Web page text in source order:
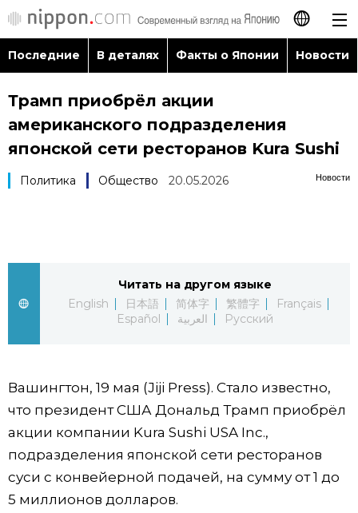
日本語
简体字
العربية
Последние
Фото/Видео
Разделы
Люди
Популярные статьи
Последние В деталях Факты о Японии Новости
Трамп приобрёл акции
американского подразделения
японской сети ресторанов Kura Sushi
Новости
Политика Общество 20.05.2026
Читать на другом языке
English
日本語 简体字 繁體字
Français
Español
العربية Русский
Вашингтон, 19 мая (Jiji Press). Стало известно,
что президент США Дональд Трамп приобрёл
акции компании Kura Sushi USA Inc.,
подразделения японской сети ресторанов
суси с конвейерной подачей, на сумму от 1 до
5 миллионов долларов.